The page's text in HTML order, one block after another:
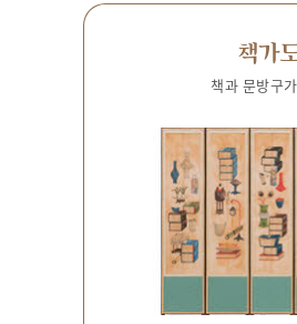
책가
책과 문방구